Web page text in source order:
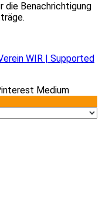
die Benachrichtigung
WIR | Supported
Medium